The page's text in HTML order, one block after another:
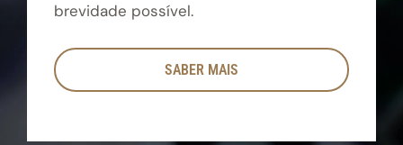
brevidade possível.
SABER MAIS